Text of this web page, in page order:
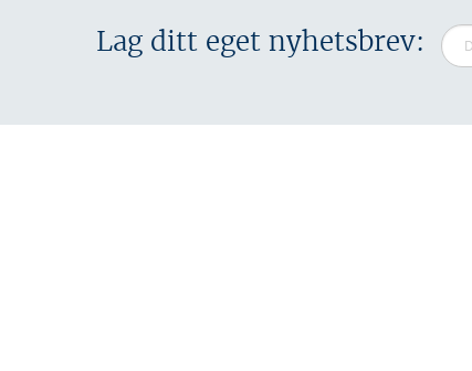
Lag ditt eget nyhetsbrev: